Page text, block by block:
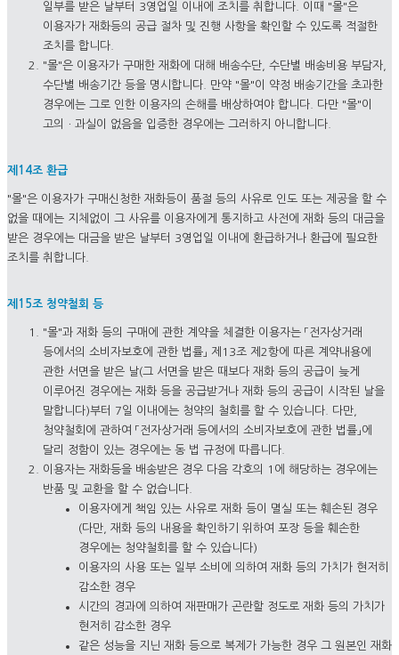
일부를 받은 날부터 3영업일 이내에 조치를 취합니다. 이때 "몰"은
이용자가 재화등의 공급 절차 및 진행 사항을 확인할 수 있도록 적절한
조치를 합니다.
"몰"은 이용자가 구매한 재화에 대해 배송수단, 수단별 배송비용 부담자,
수단별 배송기간 등을 명시합니다. 만약 "몰"이 약정 배송기간을 초과한
경우에는 그로 인한 이용자의 손해를 배상하여야 합니다. 다만 "몰"이
고의ㆍ과실이 없음을 입증한 경우에는 그러하지 아니합니다.
제14조 환급
"몰"은 이용자가 구매신청한 재화등이 품절 등의 사유로 인도 또는 제공을 할 수
없을 때에는 지체없이 그 사유를 이용자에게 통지하고 사전에 재화 등의 대금을
받은 경우에는 대금을 받은 날부터 3영업일 이내에 환급하거나 환급에 필요한
조치를 취합니다.
제15조 청약철회 등
"몰"과 재화 등의 구매에 관한 계약을 체결한 이용자는 「전자상거래
등에서의 소비자보호에 관한 법률」 제13조 제2항에 따른 계약내용에
관한 서면을 받은 날(그 서면을 받은 때보다 재화 등의 공급이 늦게
이루어진 경우에는 재화 등을 공급받거나 재화 등의 공급이 시작된 날을
말합니다)부터 7일 이내에는 청약의 철회를 할 수 있습니다. 다만,
청약철회에 관하여 「전자상거래 등에서의 소비자보호에 관한 법률」에
달리 정함이 있는 경우에는 동 법 규정에 따릅니다.
이용자는 재화등을 배송받은 경우 다음 각호의 1에 해당하는 경우에는
반품 및 교환을 할 수 없습니다.
이용자에게 책임 있는 사유로 재화 등이 멸실 또는 훼손된 경우
(다만, 재화 등의 내용을 확인하기 위하여 포장 등을 훼손한
경우에는 청약철회를 할 수 있습니다)
이용자의 사용 또는 일부 소비에 의하여 재화 등의 가치가 현저히
감소한 경우
시간의 경과에 의하여 재판매가 곤란할 정도로 재화 등의 가치가
현저히 감소한 경우
같은 성능을 지닌 재화 등으로 복제가 가능한 경우 그 원본인 재화